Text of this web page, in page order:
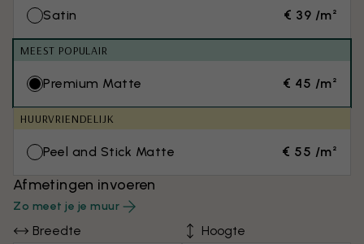
Satin € 39 /m²
MEEST POPULAIR
Premium Matte € 45 /m²
HUURVRIENDELIJK
Peel and Stick Matte € 55 /m²
Afmetingen invoeren
Zo meet je je muur
Breedte
Hoogte